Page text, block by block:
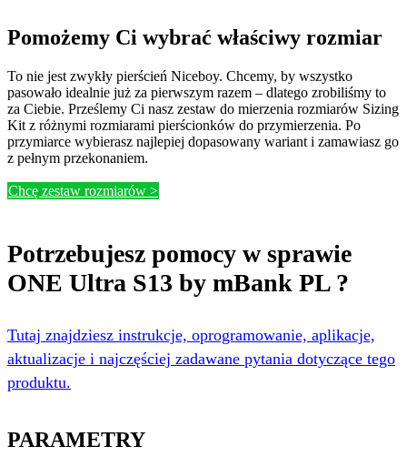
Pomożemy Ci wybrać właściwy rozmiar
To nie jest zwykły pierścień Niceboy. Chcemy, by wszystko
pasowało idealnie już za pierwszym razem – dlatego zrobiliśmy to
za Ciebie. Prześlemy Ci nasz zestaw do mierzenia rozmiarów Sizing
Kit z różnymi rozmiarami pierścionków do przymierzenia. Po
przymiarce wybierasz najlepiej dopasowany wariant i zamawiasz go
z pełnym przekonaniem.
Chcę zestaw rozmiarów >
Potrzebujesz pomocy w sprawie
ONE Ultra S13 by mBank PL ?
Tutaj znajdziesz instrukcje, oprogramowanie, aplikacje,
aktualizacje i najczęściej zadawane pytania dotyczące tego
produktu.
PARAMETRY